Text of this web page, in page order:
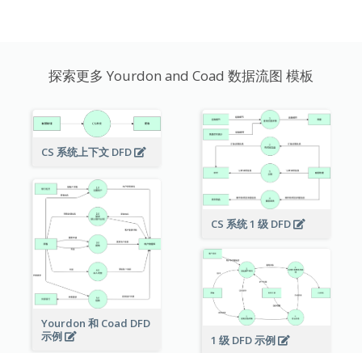
探索更多 Yourdon and Coad 数据流图 模板
CS 系统上下文 DFD
CS 系统 1 级 DFD
Yourdon 和 Coad DFD
示例
1 级 DFD 示例